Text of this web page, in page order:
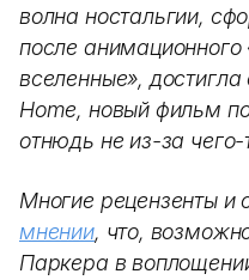
волна ностальгии,
после
вселенные»,
Home, новый фильм
отнюдь не из-за чего-
Многие рецензенты и
мнении, что,
Паркера в